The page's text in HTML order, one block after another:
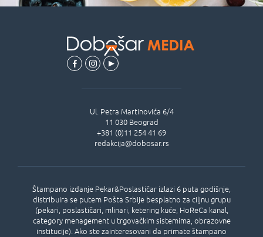
Štampano izdanje Pekar&Poslastičar izlazi 6 puta godišnje,
distribuira se putem Pošta Srbije besplatno za ciljnu grupu
(pekari, poslastičari, mlinari, ketering kuće, HoReCa kanal,
category menagement u trgovačkim sistemima, obrazovne
institucije). Ako ste zainteresovani da primate štampano
Ul. Petra Martinovića 6/4
11 030 Beograd
+381 (0)11 254 41 69
redakcija@dobosar.rs